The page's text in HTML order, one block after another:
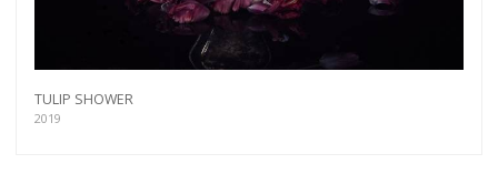
TULIP SHOWER
2019